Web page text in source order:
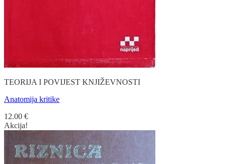
TEORIJA I POVIJEST KNJIŽEVNOSTI
Anatomija kritike
12.00 €
Akcija!